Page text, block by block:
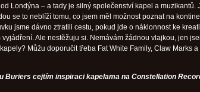
Londýna – a tady je silný společenství kapel a muzikantů.
se to neblíží tomu, co jsem měl možnost poznat na
jsme dávno ztratili cestu, pokud jde o náklonnost ke
Ale nestěžuju si. Nemávám žádnou vlajkou, jen
Můžu doporučit třeba Fat White Family, Claw Marks
Buriers cejtím inspiraci kapelama na Constellation